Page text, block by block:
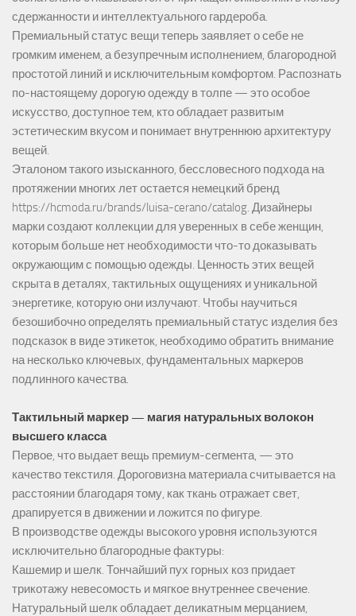
сдержанности и интеллектуального гардероба.
Премиальный статус вещи теперь заявляет о себе не
громким именем, а безупречным исполнением, благородной
простотой линий и исключительным комфортом. Распознать
по-настоящему дорогую одежду в толпе — это особое
искусство, доступное тем, кто обладает развитым
эстетическим вкусом и понимает внутреннюю архитектуру
вещей.
Эталоном такого изысканного, бессловесного подхода на
протяжении многих лет остается немецкий бренд
https://hcmoda.ru/brands/luisa-cerano/catalog. Дизайнеры
марки создают коллекции для уверенных в себе женщин,
которым больше нет необходимости что-то доказывать
окружающим с помощью одежды. Ценность этих вещей
скрыта в деталях, тактильных ощущениях и уникальной
энергетике, которую они излучают. Чтобы научиться
безошибочно определять премиальный статус изделия без
подсказок в виде этикеток, необходимо обратить внимание
на несколько ключевых, фундаментальных маркеров
подлинного качества.
Тактильный маркер — магия натуральных волокон
высшего класса
Первое, что выдает вещь премиум-сегмента, — это
качество текстиля. Дороговизна материала считывается на
расстоянии благодаря тому, как ткань отражает свет,
драпируется в движении и ложится по фигуре.
В производстве одежды высокого уровня используются
исключительно благородные фактуры:
Кашемир и шелк. Тончайший пух горных коз придает
трикотажу невесомость и мягкое внутреннее свечение.
Натуральный шелк обладает деликатным мерцанием,